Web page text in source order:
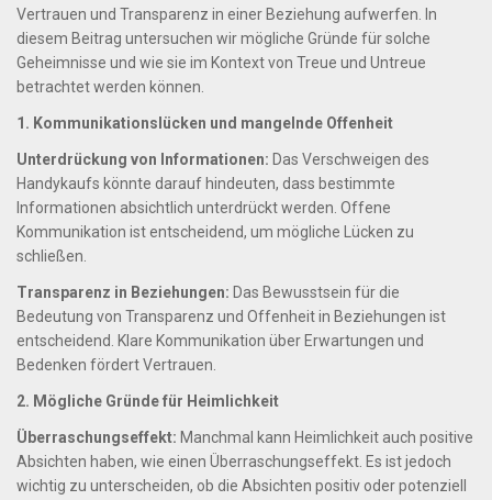
Vertrauen und Transparenz in einer Beziehung aufwerfen. In
diesem Beitrag untersuchen wir mögliche Gründe für solche
Geheimnisse und wie sie im Kontext von Treue und Untreue
betrachtet werden können.
1. Kommunikationslücken und mangelnde Offenheit
Unterdrückung von Informationen: Das Verschweigen des
Handykaufs könnte darauf hindeuten, dass bestimmte
Informationen absichtlich unterdrückt werden. Offene
Kommunikation ist entscheidend, um mögliche Lücken zu
schließen.
Transparenz in Beziehungen: Das Bewusstsein für die
Bedeutung von Transparenz und Offenheit in Beziehungen ist
entscheidend. Klare Kommunikation über Erwartungen und
Bedenken fördert Vertrauen.
2. Mögliche Gründe für Heimlichkeit
Überraschungseffekt: Manchmal kann Heimlichkeit auch positive
Absichten haben, wie einen Überraschungseffekt. Es ist jedoch
wichtig zu unterscheiden, ob die Absichten positiv oder potenziell